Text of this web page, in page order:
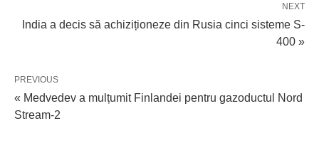
NEXT
India a decis să achiziționeze din Rusia cinci sisteme S-
400 »
PREVIOUS
« Medvedev a mulțumit Finlandei pentru gazoductul Nord
Stream-2